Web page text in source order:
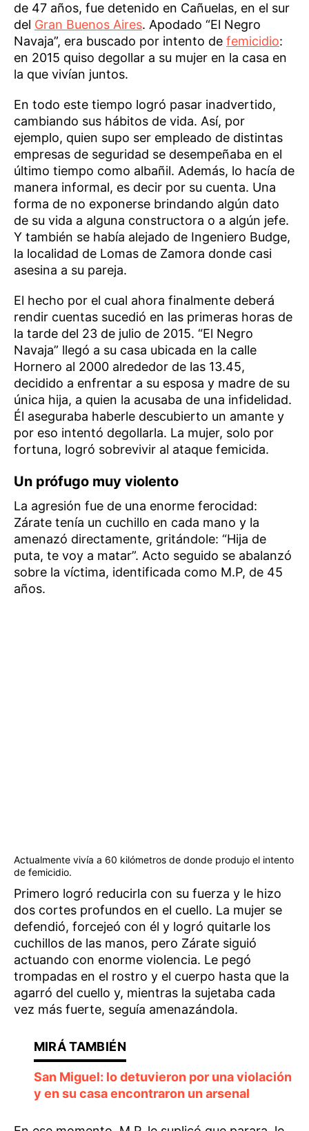
de 47 años, fue detenido en Cañuelas, en el sur
del Gran Buenos Aires. Apodado “El Negro
Navaja”, era buscado por intento de femicidio:
en 2015 quiso degollar a su mujer en la casa en
la que vivían juntos.
En todo este tiempo logró pasar inadvertido,
cambiando sus hábitos de vida. Así, por
ejemplo, quien supo ser empleado de distintas
empresas de seguridad se desempeñaba en el
último tiempo como albañil. Además, lo hacía de
manera informal, es decir por su cuenta. Una
forma de no exponerse brindando algún dato
de su vida a alguna constructora o a algún jefe.
Y también se había alejado de Ingeniero Budge,
la localidad de Lomas de Zamora donde casi
asesina a su pareja.
El hecho por el cual ahora finalmente deberá
rendir cuentas sucedió en las primeras horas de
la tarde del 23 de julio de 2015. “El Negro
Navaja” llegó a su casa ubicada en la calle
Hornero al 2000 alrededor de las 13.45,
decidido a enfrentar a su esposa y madre de su
única hija, a quien la acusaba de una infidelidad.
Él aseguraba haberle descubierto un amante y
por eso intentó degollarla. La mujer, solo por
fortuna, logró sobrevivir al ataque femicida.
Un prófugo muy violento
La agresión fue de una enorme ferocidad:
Zárate tenía un cuchillo en cada mano y la
amenazó directamente, gritándole: “Hija de
puta, te voy a matar”. Acto seguido se abalanzó
sobre la víctima, identificada como M.P, de 45
años.
Actualmente vivía a 60 kilómetros de donde produjo el intento
de femicidio.
Primero logró reducirla con su fuerza y le hizo
dos cortes profundos en el cuello. La mujer se
defendió, forcejeó con él y logró quitarle los
cuchillos de las manos, pero Zárate siguió
actuando con enorme violencia. Le pegó
trompadas en el rostro y el cuerpo hasta que la
agarró del cuello y, mientras la sujetaba cada
vez más fuerte, seguía amenazándola.
San Miguel: lo detuvieron por una violación
y en su casa encontraron un arsenal